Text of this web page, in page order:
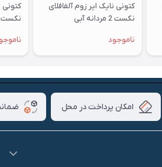
کتونی نایک ایر زوم آلفافلای
نکست 2 مردانه آبی
ناموجود
کتونی
نکست 2 مردانه
امکان پرداخت در محل